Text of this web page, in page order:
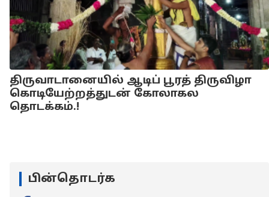
திருவாடானையில் ஆடிப் பூரத் திருவிழா
கொடியேற்றத்துடன் கோலாகல
தொடக்கம்.!
பின்தொடர்க